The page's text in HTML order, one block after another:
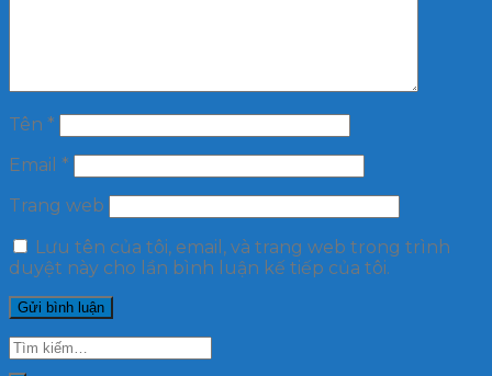
Tên *
Email *
Trang web
Lưu tên của tôi, email, và trang web trong trình
duyệt này cho lần bình luận kế tiếp của tôi.